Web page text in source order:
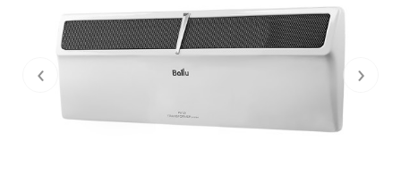
‹ ›